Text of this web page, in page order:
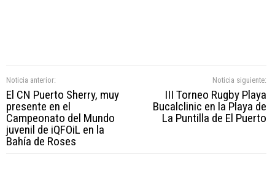
Noticia anterior:
El CN Puerto Sherry, muy
presente en el
Campeonato del Mundo
juvenil de iQFOiL en la
Bahía de Roses
Noticia siguiente:
III Torneo Rugby Playa
Bucalclinic en la Playa de
La Puntilla de El Puerto